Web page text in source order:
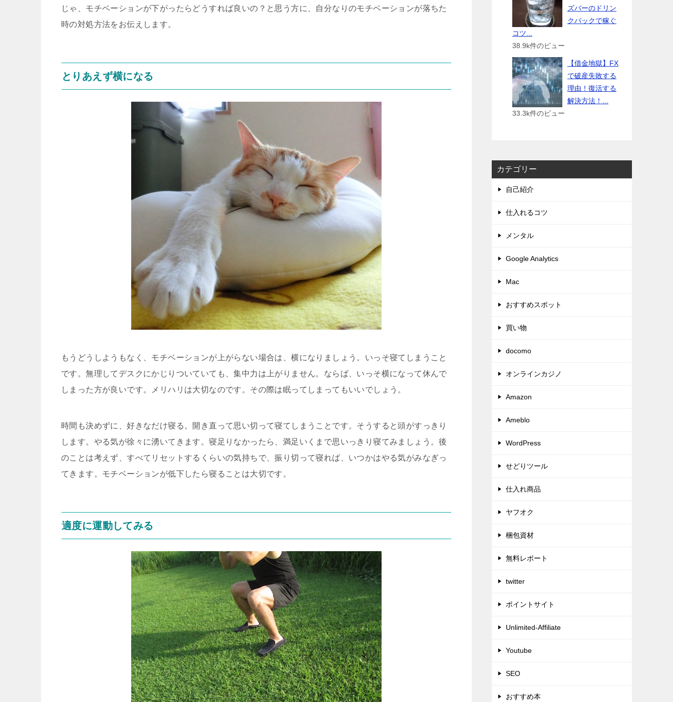
じゃ、モチベーションが下がったらどうすれば良いの？と思う方に、自分なりのモチベーションが落ちた
時の対処方法をお伝えします。
とりあえず横になる
もうどうしようもなく、モチベーションが上がらない場合は、横になりましょう。いっそ寝てしまうこと
です。無理してデスクにかじりついていても、集中力は上がりません。ならば、いっそ横になって休んで
しまった方が良いです。メリハリは大切なのです。その際は眠ってしまってもいいでしょう。
時間も決めずに、好きなだけ寝る。開き直って思い切って寝てしまうことです。そうすると頭がすっきり
します。やる気が徐々に湧いてきます。寝足りなかったら、満足いくまで思いっきり寝てみましょう。後
のことは考えず、すべてリセットするくらいの気持ちで、振り切って寝れば、いつかはやる気がみなぎっ
てきます。モチベーションが低下したら寝ることは大切です。
適度に運動してみる
ズバーのドリン
クバックで稼ぐ
コツ...
38.9k件のビュー
【借金地獄】FX
で破産失敗する
理由！復活する
解決方法！...
33.3k件のビュー
カテゴリー
自己紹介
仕入れるコツ
メンタル
Google Analytics
Mac
おすすめスポット
買い物
docomo
オンラインカジノ
Amazon
Ameblo
WordPress
せどりツール
仕入れ商品
ヤフオク
梱包資材
無料レポート
twitter
ポイントサイト
Unlimited-Affiliate
Youtube
SEO
おすすめ本